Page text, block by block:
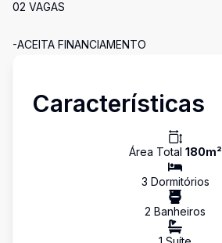
02 VAGAS
-ACEITA FINANCIAMENTO
Características
Área Total 180m²
3 Dormitórios
2 Banheiros